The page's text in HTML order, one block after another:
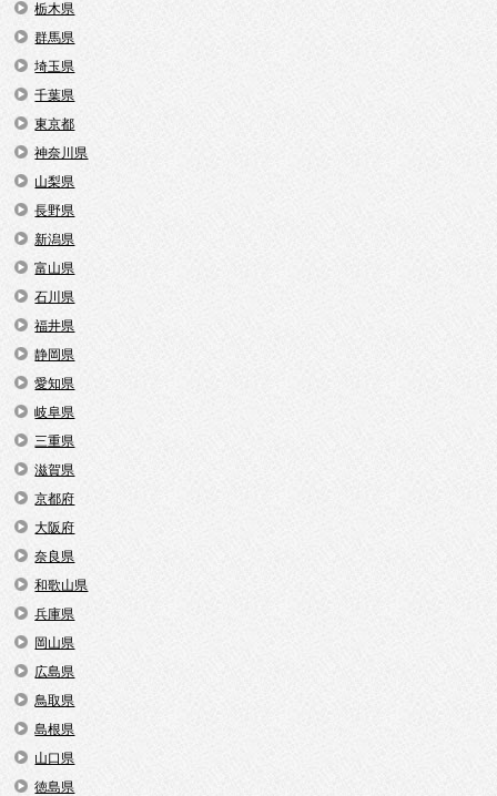
栃木県
群馬県
埼玉県
千葉県
東京都
神奈川県
山梨県
長野県
新潟県
富山県
石川県
福井県
静岡県
愛知県
岐阜県
三重県
滋賀県
京都府
大阪府
奈良県
和歌山県
兵庫県
岡山県
広島県
鳥取県
島根県
山口県
徳島県